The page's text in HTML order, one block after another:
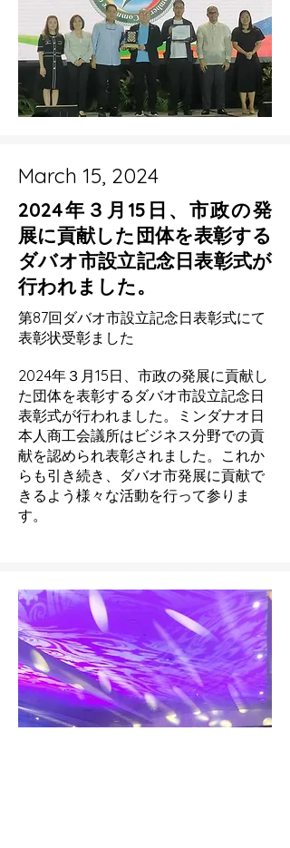
March 15, 2024
2024年３月15日、市政の発
展に貢献した団体を表彰する
ダバオ市設立記念日表彰式が
行われました。
第87回ダバオ市設立記念日表彰式にて
表彰状受彰ました
2024年３月15日、市政の発展に貢献し
た団体を表彰するダバオ市設立記念日
表彰式が行われました。ミンダナオ日
本人商工会議所はビジネス分野での貢
献を認められ表彰されました。これか
らも引き続き、ダバオ市発展に貢献で
きるよう様々な活動を行って参りま
す。